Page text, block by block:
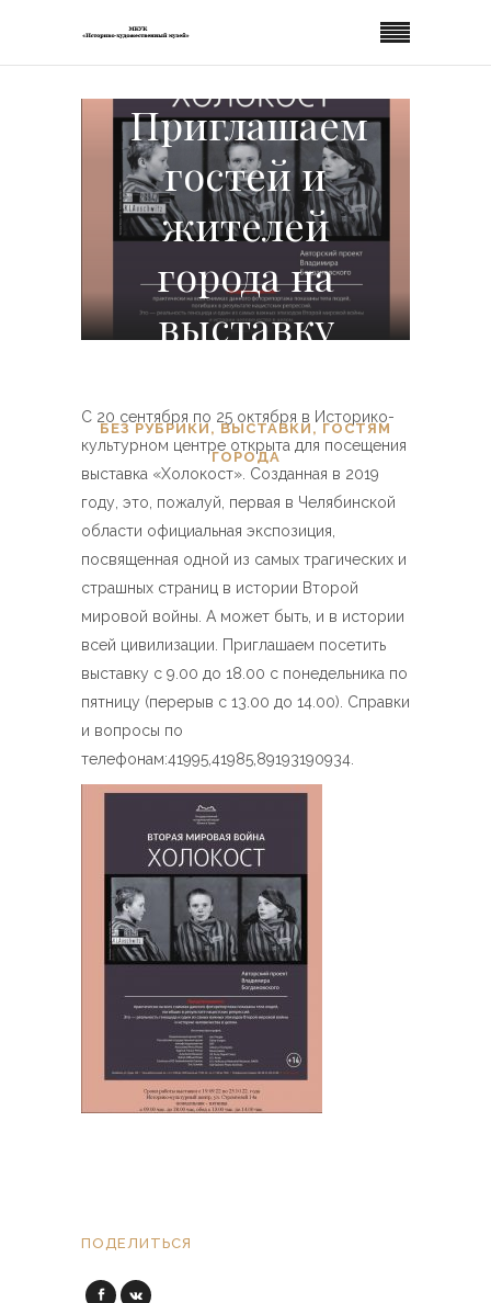
Приглашаем
гостей и
жителей
города на
выставку
БЕЗ РУБРИКИ , ВЫСТАВКИ , ГОСТЯМ
ГОРОДА
С 20 сентября по 25 октября в Историко-
культурном центре открыта для посещения
выставка «Холокост». Созданная в 2019
году, это, пожалуй, первая в Челябинской
области официальная экспозиция,
посвященная одной из самых трагических и
страшных страниц в истории Второй
мировой войны. А может быть, и в истории
всей цивилизации. Приглашаем посетить
выставку с 9.00 до 18.00 с понедельника по
пятницу (перерыв с 13.00 до 14.00). Справки
и вопросы по
телефонам:41995,41985,89193190934.
ПОДЕЛИТЬСЯ